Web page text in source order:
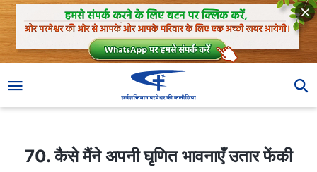
70. कैसे मैंने अपनी घृणित भावनाएँ उतार फेंकी
70. कैसे मैंने अपनी घृणित भावनाएँ उतार फेंकी